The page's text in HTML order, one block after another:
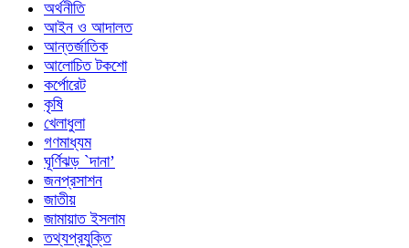
অর্থনীতি
আইন ও আদালত
আন্তর্জাতিক
আলোচিত টকশো
কর্পোরেট
কৃষি
খেলাধুলা
গণমাধ্যম
ঘূর্ণিঝড় `দানা’
জনপ্রসাশন
জাতীয়
জামায়াত ইসলাম
তথ্যপ্রযুক্তি